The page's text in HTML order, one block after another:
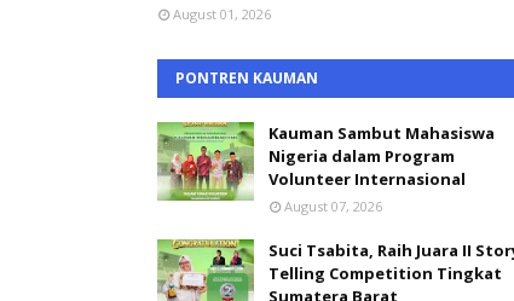
August 01, 2026
PONTREN KAUMAN
Kauman Sambut Mahasiswa
Nigeria dalam Program
Volunteer Internasional
August 07, 2026
Suci Tsabita, Raih Juara II
Telling Competition Tingkat
Sumatera Barat